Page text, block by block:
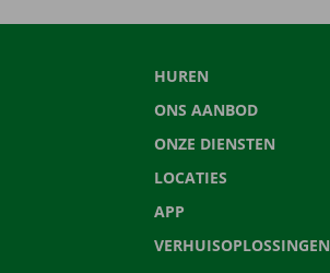
HUREN
ONS AANBOD
ONZE DIENSTEN
LOCATIES
APP
VERHUISOPLOSSINGEN